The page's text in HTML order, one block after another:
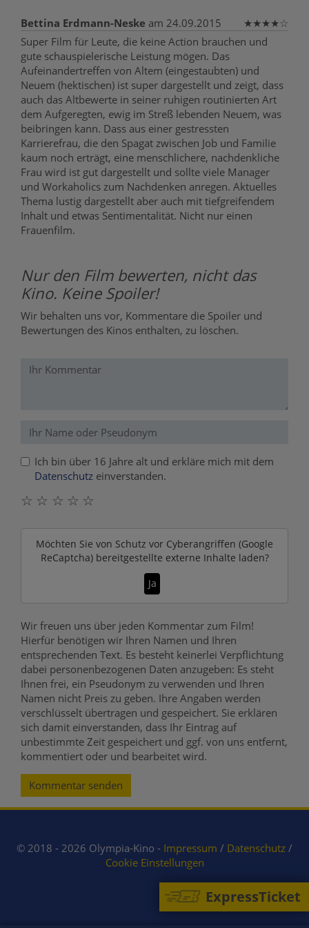
ExpressTicket
Bettina Erdmann-Neske am 24.09.2015 ★★★★☆
Super Film für Leute, die keine Action brauchen und
gute schauspielerische Leistung mögen. Das
Aufeinandertreffen von Altem (eingestaubten) und
Neuem (hektischen) ist super dargestellt und zeigt, dass
auch das Altbewerte in seiner ruhigen routinierten Art
dem Aufgeregten, ewig im Streß lebenden Neuem, was
beibringen kann. Dass aus einer gestressten
Karrierefrau, die den Spagat zwischen Job und Familie
kaum noch erträgt, eine menschlichere, nachdenkliche
Frau wird ist gut dargestellt und sollte viele Manager
und Workaholics zum Nachdenken anregen. Aktuelles
Thema lustig dargestellt aber auch mit tiefgreifendem
Inhalt und etwas Sentimentalität. Nicht nur einen
Frauenfilm.
Nur den Film bewerten, nicht das
Kino. Keine Spoiler!
Wir behalten uns vor, Kommentare die Spoiler und
Bewertungen des Kinos enthalten, zu löschen.
Ich bin über 16 Jahre alt und erkläre mich mit dem
Datenschutz einverstanden.
☆
☆
☆
☆
☆
Möchten Sie von Schutz vor Cyberangriffen (Google
ReCaptcha)bereitgestellte externe Inhalte laden?
Ja
Wir freuen uns über jeden Kommentar zum Film!
Hierfür benötigen wir Ihren Namen und Ihren
entsprechenden Text. Es besteht keinerlei Verpflichtung
dabei personenbezogenen Daten anzugeben: Es steht
Ihnen frei, ein Pseudonym zu verwenden und Ihren
Namen nicht Preis zu geben. Ihre Angaben werden
verschlüsselt übertragen und gespeichert. Sie erklären
sich damit einverstanden, dass Ihr Eintrag auf
unbestimmte Zeit gespeichert und ggf. von uns entfernt,
kommentiert oder und bearbeitet wird.
Kommentar senden
© 2018 - 2026 Olympia-Kino - Impressum / Datenschutz /
Cookie Einstellungen